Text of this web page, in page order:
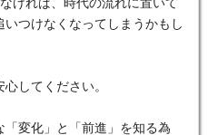
つけなくなってしまうかもし
してください。
「変化」と「前進」を知る為